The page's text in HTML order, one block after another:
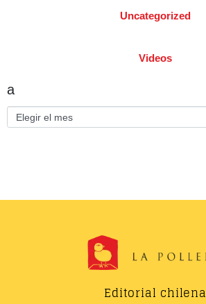
Uncategorized
Videos
a
Editorial chilena